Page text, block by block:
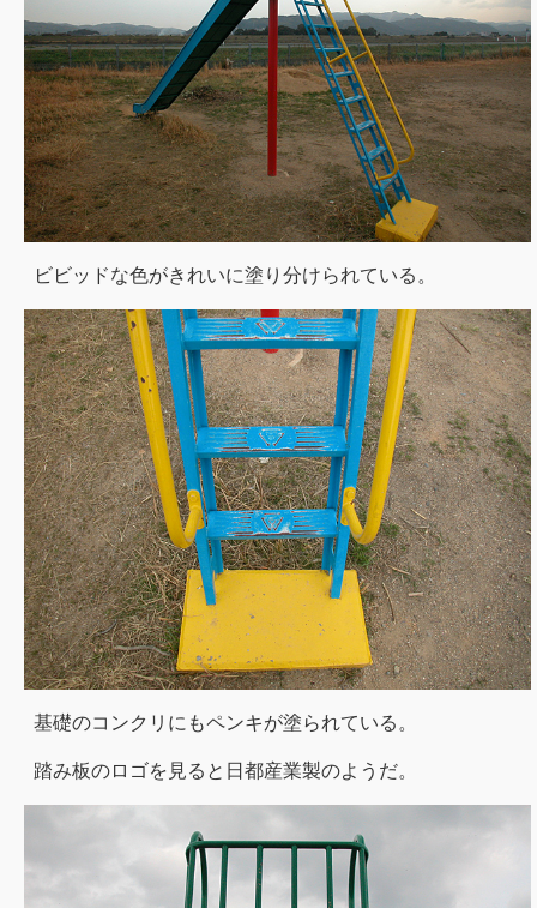
ビビッドな色がきれいに塗り分けられている。
基礎のコンクリにもペンキが塗られている。
踏み板のロゴを見ると日都産業製のようだ。